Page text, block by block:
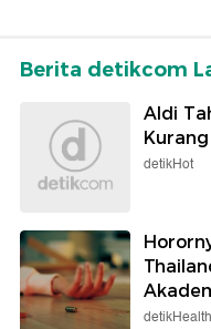
Berita detikcom
Aldi
detikHot
detikHealth